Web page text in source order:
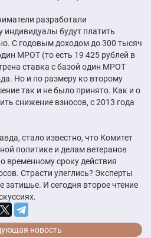
разработали
индивидуалы будут платить
С годовым доходом до 300 тысяч
МРОТ (то есть 19 425 рублей в
ставка с базой один МРОТ
Но и по размеру ко второму
так и не было принято. Как и о
снижение взносов, с 2013 года
стало известно, что Комитет
политике и делам ветеранов
временному сроку действия
Страсти улеглись? Эксперты
затишье. И сегодня второе чтение
новость